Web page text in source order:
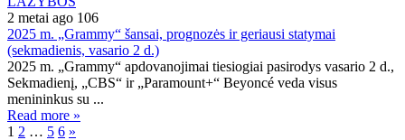
2 metai ago 106
2025 m. „Grammy“ šansai, prognozės ir geriausi statymai
(sekmadienis, vasario 2 d.)
2025 m. „Grammy“ apdovanojimai tiesiogiai pasirodys vasario 2 d.,
Sekmadienį, „CBS“ ir „Paramount+“ Beyoncé veda visus
menininkus su ...
Read more »
1 2 … 5 6 »